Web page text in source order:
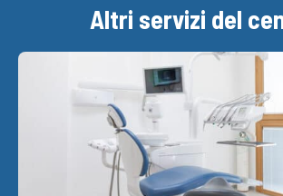
Altri servizi del